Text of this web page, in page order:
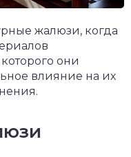
жалюзи, когда
они
влияние на их